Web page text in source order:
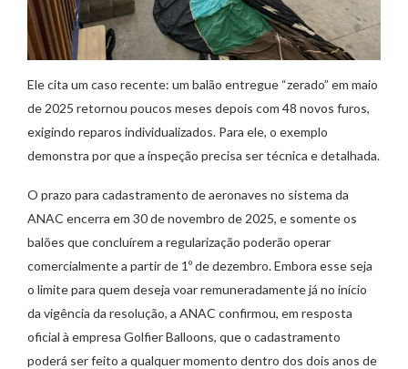
Ele cita um caso recente: um balão entregue “zerado” em maio
de 2025 retornou poucos meses depois com 48 novos furos,
exigindo reparos individualizados. Para ele, o exemplo
demonstra por que a inspeção precisa ser técnica e detalhada.
O prazo para cadastramento de aeronaves no sistema da
ANAC encerra em 30 de novembro de 2025, e somente os
balões que concluírem a regularização poderão operar
comercialmente a partir de 1º de dezembro. Embora esse seja
o limite para quem deseja voar remuneradamente já no início
da vigência da resolução, a ANAC confirmou, em resposta
oficial à empresa Golfier Balloons, que o cadastramento
poderá ser feito a qualquer momento dentro dos dois anos de